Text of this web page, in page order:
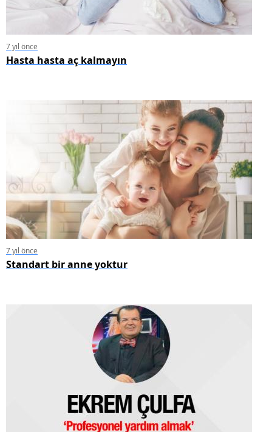
7 yıl önce
Hasta hasta aç kalmayın
7 yıl önce
Standart bir anne yoktur